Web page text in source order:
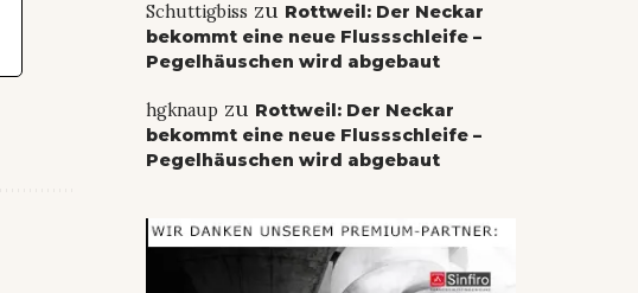
Schuttigbiss zu Rottweil: Der Neckar
bekommt eine neue Flussschleife –
Pegelhäuschen wird abgebaut
hgknaupzu Rottweil: Der Neckar
bekommt eine neue Flussschleife –
Pegelhäuschen wird abgebaut